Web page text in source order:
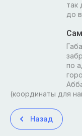
так
до
по
(координаты для
Назад